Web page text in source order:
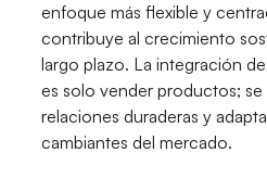
enfoque más flexible y
contribuye al crecimiento
largo plazo. La integración
es solo vender productos;
relaciones duraderas y
cambiantes del mercado.